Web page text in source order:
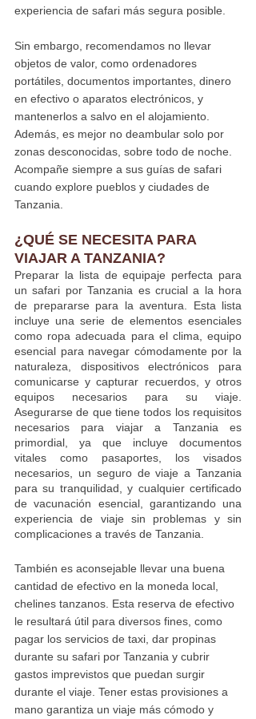
experiencia de safari más segura posible.
Sin embargo, recomendamos no llevar
objetos de valor, como ordenadores
portátiles, documentos importantes, dinero
en efectivo o aparatos electrónicos, y
mantenerlos a salvo en el alojamiento.
Además, es mejor no deambular solo por
zonas desconocidas, sobre todo de noche.
Acompañe siempre a sus guías de safari
cuando explore pueblos y ciudades de
Tanzania.
¿QUÉ SE NECESITA PARA
VIAJAR A TANZANIA?
Preparar la lista de equipaje perfecta para
un safari por Tanzania es crucial a la hora
de prepararse para la aventura. Esta lista
incluye una serie de elementos esenciales
como ropa adecuada para el clima, equipo
esencial para navegar cómodamente por la
naturaleza, dispositivos electrónicos para
comunicarse y capturar recuerdos, y otros
equipos necesarios para su viaje.
Asegurarse de que tiene todos los requisitos
necesarios para viajar a Tanzania es
primordial, ya que incluye documentos
vitales como pasaportes, los visados
necesarios, un seguro de viaje a Tanzania
para su tranquilidad, y cualquier certificado
de vacunación esencial, garantizando una
experiencia de viaje sin problemas y sin
complicaciones a través de Tanzania.
También es aconsejable llevar una buena
cantidad de efectivo en la moneda local,
chelines tanzanos. Esta reserva de efectivo
le resultará útil para diversos fines, como
pagar los servicios de taxi, dar propinas
durante su safari por Tanzania y cubrir
gastos imprevistos que puedan surgir
durante el viaje. Tener estas provisiones a
mano garantiza un viaje más cómodo y